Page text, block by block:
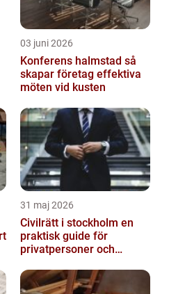
03 juni 2026
Konferens halmstad så
skapar företag effektiva
möten vid kusten
31 maj 2026
Civilrätt i stockholm en
praktisk guide för
privatpersoner och